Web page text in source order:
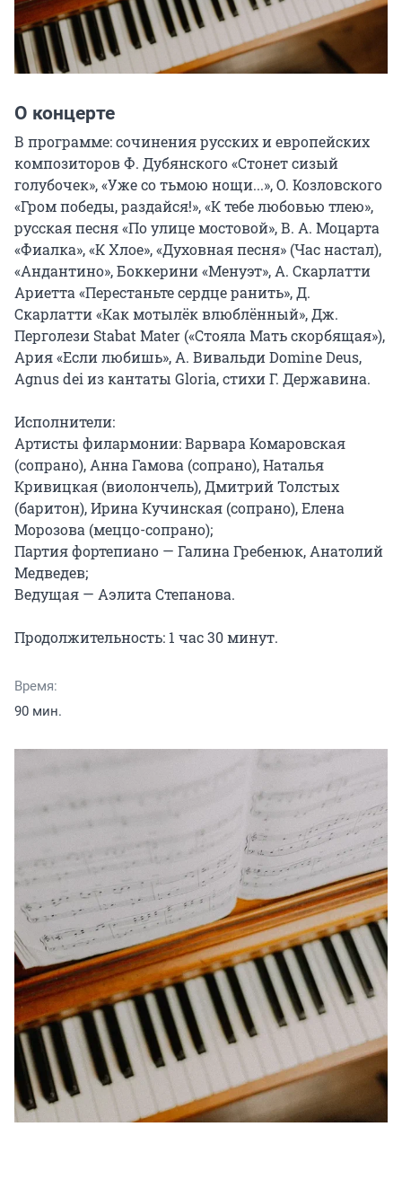
О концерте
В программе: сочинения русских и европейских
композиторов Ф. Дубянского «Стонет сизый
голубочек», «Уже со тьмою нощи...», О. Козловского
«Гром победы, раздайся!», «К тебе любовью тлею»,
русская песня «По улице мостовой», В. А. Моцарта
«Фиалка», «К Хлое», «Духовная песня» (Час настал),
«Андантино», Боккерини «Менуэт», А. Скарлатти
Ариетта «Перестаньте сердце ранить», Д.
Скарлатти «Как мотылёк влюблённый», Дж.
Перголези Stabat Mater («Стояла Мать скорбящая»),
Ария «Если любишь», А. Вивальди Domine Deus,
Agnus dei из кантаты Gloria, стихи Г. Державина.
Исполнители:
Артисты филармонии: Варвара Комаровская
(сопрано), Анна Гамова (сопрано), Наталья
Кривицкая (виолончель), Дмитрий Толстых
(баритон), Ирина Кучинская (сопрано), Елена
Морозова (меццо-сопрано);
Партия фортепиано — Галина Гребенюк, Анатолий
Медведев;
Ведущая — Аэлита Степанова.
Продолжительность: 1 час 30 минут.
Время:
90 мин.